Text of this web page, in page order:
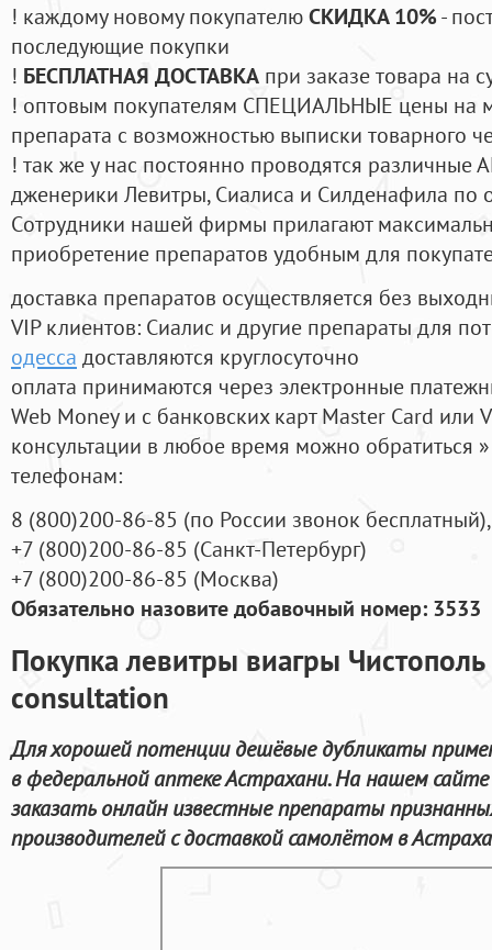
! каждому новому покупателюСКИДКА 10%-
последующие покупки
! БЕСПЛАТНАЯ ДОСТАВКА при заказе товара на
! оптовым покупателям СПЕЦИАЛЬНЫЕ цены на
препарата с возможностью выписки товарного
! так же у нас постоянно проводятся
дженерики Левитры, Сиалиса и Силденафила по
Cотрудники нашей фирмы прилагают
приобретение препаратов удобным для
доставка препаратов осуществляется без
VIP клиентов: Сиалис и другие препараты для
одесса доставляются круглосуточно
оплата принимаются через электронные
Web Money и с банковских карт Master Card или
консультации в любое время можно обратиться
телефонам:
8 (800)200-86-85 (по России звонок бесплатный),
+7 (800)200-86-85 (Санкт-Петербург)
+7 (800)200-86-85 (Москва)
Обязательно назовите добавочный номер: 3533
Покупка левитры виагры
consultation
Для хорошей потенции дешёвые дубликаты
в федеральной аптеке Астрахани. На нашем
заказать онлайн известные препараты
производителей с доставкой самолётом в